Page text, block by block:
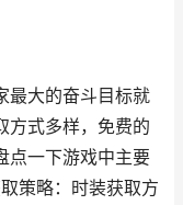
最大的奋斗目标就
方式多样，免费的
点一下游戏中主要
策略：时装获取方